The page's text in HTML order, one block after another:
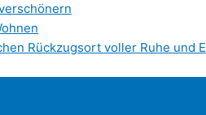
Rückzugsort voller Ruhe und